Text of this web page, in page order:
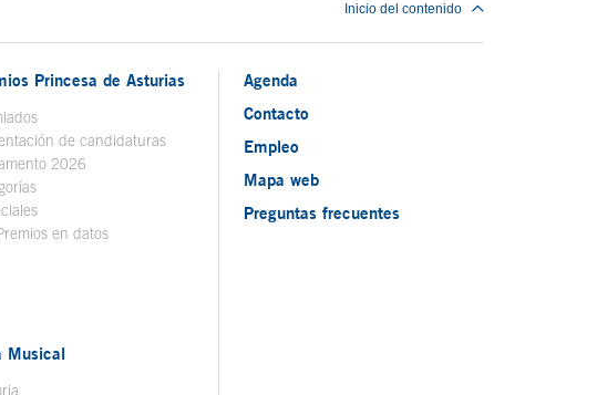
Inicio del contenido
Princesa de Asturias
de candidaturas
2026
en datos
Musical
Agenda
Contacto
Empleo
Mapa web
Preguntas frecuentes